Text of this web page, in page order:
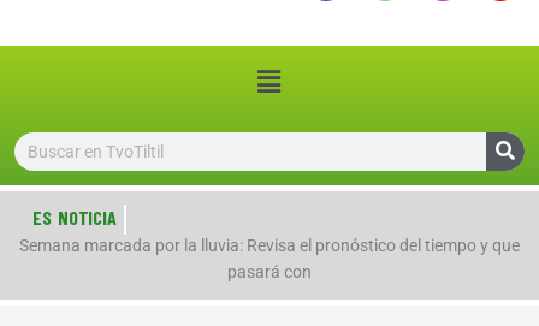
ES NOTICIA
Semana marcada por la lluvia: Revisa el pronóstico del tiempo y que
pasará con